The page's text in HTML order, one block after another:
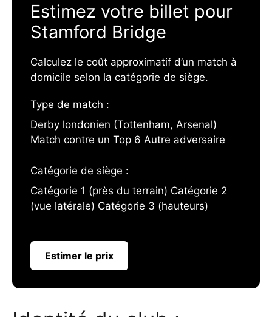
Estimez votre billet pour
Stamford Bridge
Calculez le coût approximatif d’un match à
domicile selon la catégorie de siège.
Type de match :
Derby londonien (Tottenham, Arsenal)
Match contre un Top 6 Autre adversaire
Catégorie de siège :
Catégorie 1 (près du terrain) Catégorie 2
(vue latérale) Catégorie 3 (hauteurs)
Estimer le prix